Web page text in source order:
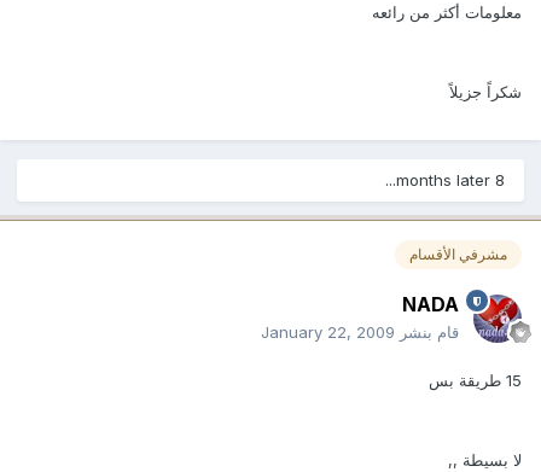
معلومات أكثر من رائعه
شكراً جزيلاً
8 months later...
مشرفي الأقسام
NADA
قام بنشر January 22, 2009
15 طريقة بس
لا بسيطة ,,